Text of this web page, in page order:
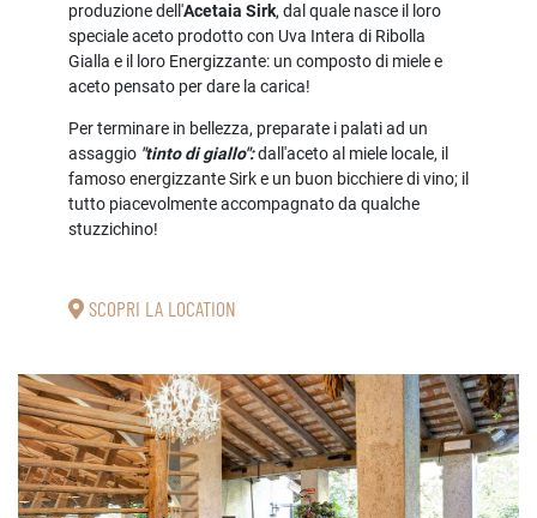
produzione dell'Acetaia Sirk, dal quale nasce il loro
speciale aceto prodotto con Uva Intera di Ribolla
Gialla e il loro Energizzante: un composto di miele e
aceto pensato per dare la carica!
Per terminare in bellezza, preparate i palati ad un
assaggio "tinto di giallo":dall'aceto al miele locale, il
famoso energizzante Sirk e un buon bicchiere di vino; il
tutto piacevolmente accompagnato da qualche
stuzzichino!
SCOPRI LA LOCATION